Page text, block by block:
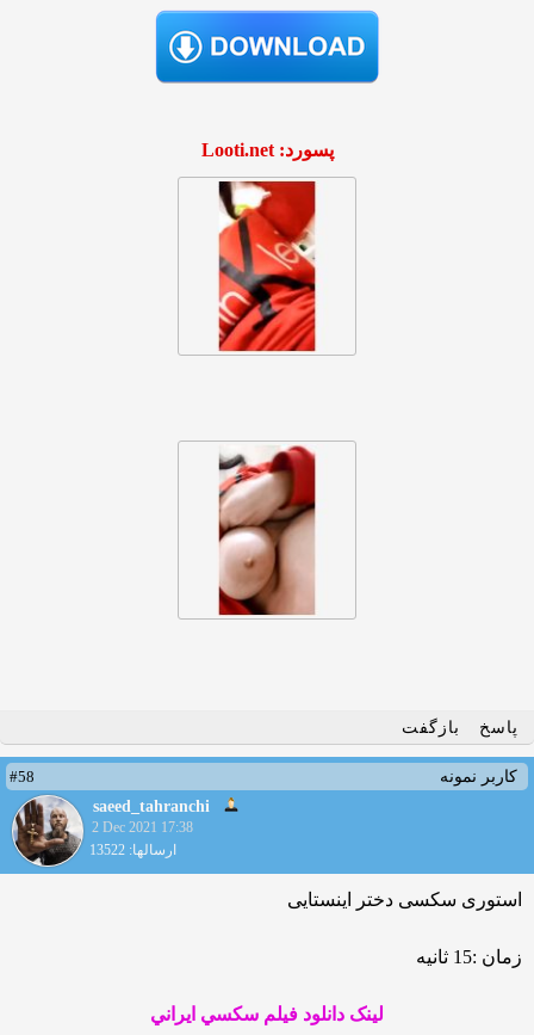
پسورد: Looti.net
پاسخ بازگفت
کاربر نمونه
#58
saeed_tahranchi
2 Dec 2021 17:38
ارسالها: 13522
استوری سکسی دختر اینستایی
زمان :15 ثانیه
لينک دانلود فيلم سکسي ايراني